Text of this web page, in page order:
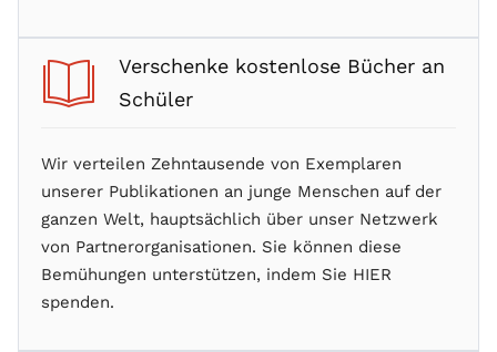
Verschenke kostenlose Bücher an
Schüler
Wir verteilen Zehntausende von Exemplaren
unserer Publikationen an junge Menschen auf der
ganzen Welt, hauptsächlich über unser Netzwerk
von Partnerorganisationen. Sie können diese
Bemühungen unterstützen, indem Sie HIER
spenden.